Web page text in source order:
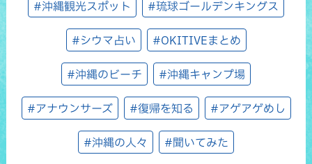
#沖縄観光スポット #琉球ゴールデンキングス
#シウマ占い #OKITIVEまとめ
#沖縄のビーチ #沖縄キャンプ場
#アナウンサーズ #復帰を知る #アゲアゲめし
#沖縄の人々 #聞いてみた